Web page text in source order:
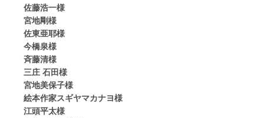
佐藤浩一様
宮地剛様
佐東亜耶様
今橋泉様
斉藤清様
三庄 石田様
宮地美保子様
絵本作家スギヤマカナヨ様
江頭平太様